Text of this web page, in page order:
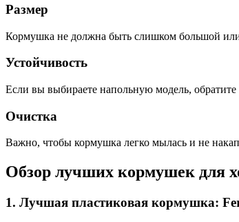
Размер
Кормушка не должна быть слишком большой или
Устойчивость
Если вы выбираете напольную модель,
Очистка
Важно, чтобы кормушка легко мылась и не
Обзор лучших кормушек для
1. Лучшая пластиковая кормушка: